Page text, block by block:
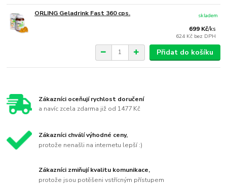
ORLING Geladrink Fast 360 cps.
699 Kč/ks
624 Kč bez DPH
skladem
Přidat do košíku
Zákazníci oceňují rychlost doručení
a navíc zcela zdarma již od 1477 Kč
Zákazníci chválí výhodné ceny,
protože nenašli na internetu lepší :)
Zákazníci zmiňují kvalitu komunikace,
protože jsou potěšeni vstřícným přístupem